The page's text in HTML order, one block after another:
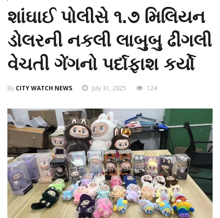
શાંઘાઈ પોલીસે ૧.૭ મિલિયન
ડોલરની નકલી લાબુબુ ઢીંગલી
વેચતી ગેંગનો પર્દાફાશ કર્યો
By CITY WATCH NEWS July 31, 2025 124